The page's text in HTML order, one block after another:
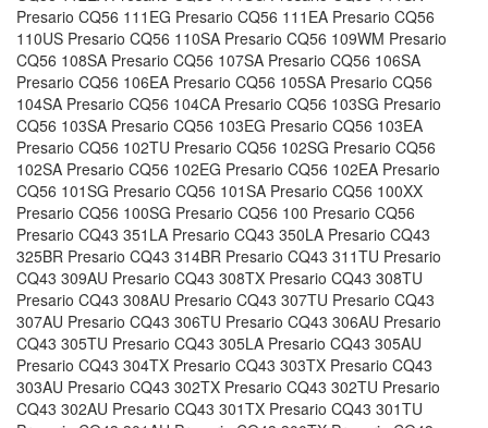
Presario CQ56 111EG Presario CQ56 111EA Presario CQ56
110US Presario CQ56 110SA Presario CQ56 109WM Presario
CQ56 108SA Presario CQ56 107SA Presario CQ56 106SA
Presario CQ56 106EA Presario CQ56 105SA Presario CQ56
104SA Presario CQ56 104CA Presario CQ56 103SG Presario
CQ56 103SA Presario CQ56 103EG Presario CQ56 103EA
Presario CQ56 102TU Presario CQ56 102SG Presario CQ56
102SA Presario CQ56 102EG Presario CQ56 102EA Presario
CQ56 101SG Presario CQ56 101SA Presario CQ56 100XX
Presario CQ56 100SG Presario CQ56 100 Presario CQ56
Presario CQ43 351LA Presario CQ43 350LA Presario CQ43
325BR Presario CQ43 314BR Presario CQ43 311TU Presario
CQ43 309AU Presario CQ43 308TX Presario CQ43 308TU
Presario CQ43 308AU Presario CQ43 307TU Presario CQ43
307AU Presario CQ43 306TU Presario CQ43 306AU Presario
CQ43 305TU Presario CQ43 305LA Presario CQ43 305AU
Presario CQ43 304TX Presario CQ43 303TX Presario CQ43
303AU Presario CQ43 302TX Presario CQ43 302TU Presario
CQ43 302AU Presario CQ43 301TX Presario CQ43 301TU